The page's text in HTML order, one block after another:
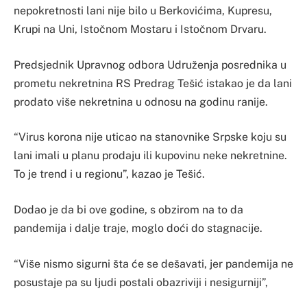
nepokretnosti lani nije bilo u Berkovićima, Kupresu,
Krupi na Uni, Istočnom Mostaru i Istočnom Drvaru.
Predsjednik Upravnog odbora Udruženja posrednika u
prometu nekretnina RS Predrag Tešić istakao je da lani
prodato više nekretnina u odnosu na godinu ranije.
“Virus korona nije uticao na stanovnike Srpske koju su
lani imali u planu prodaju ili kupovinu neke nekretnine.
To je trend i u regionu”, kazao je Tešić.
Dodao je da bi ove godine, s obzirom na to da
pandemija i dalje traje, moglo doći do stagnacije.
“Više nismo sigurni šta će se dešavati, jer pandemija ne
posustaje pa su ljudi postali obazriviji i nesigurniji”,